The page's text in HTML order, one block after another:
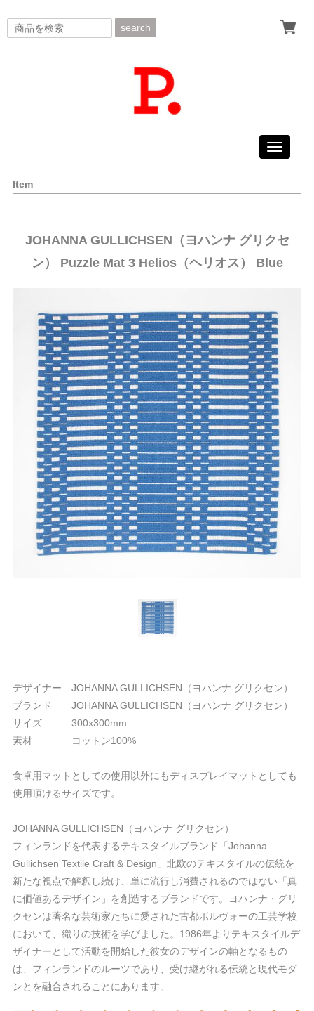
search
Toggle
Item
JOHANNA GULLICHSEN（ヨハンナ グリクセ
ン） Puzzle Mat 3 Helios（ヘリオス） Blue
デザイナー JOHANNA GULLICHSEN（ヨハンナ グリクセン）
ブランド JOHANNA GULLICHSEN（ヨハンナ グリクセン）
サイズ 300x300mm
素材 コットン100%
食卓用マットとしての使用以外にもディスプレイマットとしても
使用頂けるサイズです。
JOHANNA GULLICHSEN（ヨハンナ グリクセン）
フィンランドを代表するテキスタイルブランド「Johanna
Gullichsen Textile Craft & Design」北欧のテキスタイルの伝統を
新たな視点で解釈し続け、単に流行し消費されるのではない「真
に価値あるデザイン」を創造するブランドです。ヨハンナ・グリ
クセンは著名な芸術家たちに愛された古都ボルヴォーの工芸学校
において、織りの技術を学びました。1986年よりテキスタイルデ
ザイナーとして活動を開始した彼女のデザインの軸となるもの
は、フィンランドのルーツであり、受け継がれる伝統と現代モダ
ンとを融合されることにあります。